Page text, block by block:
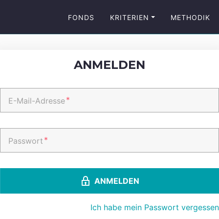
FONDS KRITERIEN METHODIK
ANMELDEN
E-Mail-Adresse*
Passwort *
ANMELDEN
Ich habe mein Passwort vergessen